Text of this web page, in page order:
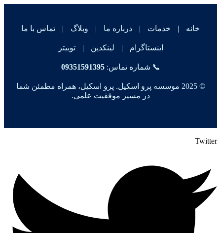
خانه | خدمات | درباره ما | وبلاگ | تماس با ما
اینستاگرام | لینکدین | توییتر
📞 شماره تماس:09351591395
© 2025 موسسه پرو اسکیل. پرو اسکیل، همراه مطمئن شما
در مسیر موفقیت علمی.
Twitter